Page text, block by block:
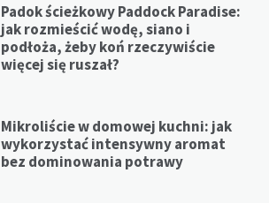
Padok ścieżkowy Paddock Paradise:
jak rozmieścić wodę, siano i
podłoża, żeby koń rzeczywiście
więcej się ruszał?
Mikroliście w domowej kuchni: jak
wykorzystać intensywny aromat
bez dominowania potrawy